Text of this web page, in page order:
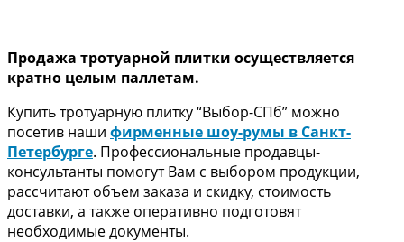
Продажа тротуарной плитки осуществляется
кратно целым паллетам.
Купить тротуарную плитку “Выбор-СПб” можно
посетив наши фирменные шоу-румы в Санкт-
Петербурге. Профессиональные продавцы-
консультанты помогут Вам с выбором продукции,
рассчитают объем заказа и скидку, стоимость
доставки, а также оперативно подготовят
необходимые документы.